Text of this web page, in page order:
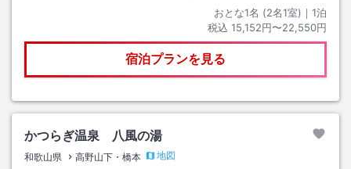
おとな1名 (2名1室)｜ 1泊
税込 15,152円〜22,550円
宿泊プランを見る
かつらぎ温泉 八風の湯
和歌山県 高野山下・橋本
地図